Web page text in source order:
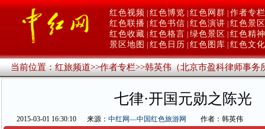
红色视频 红色博览 红色网群 作者专栏
红色联播 红色书信 红色演讲 红色景区
红色收藏 红色格言 绿色景区
红色精神
景区地图
红色日历 红色图库 红色文化
当前位置：红旅频道>>作者专栏>>韩英伟（北京市盈科律师事务
七律·开国元勋之陈光
2015-03-01 16:30:10 来源： 中红网—中国红色旅游网
作者：韩英伟